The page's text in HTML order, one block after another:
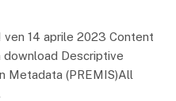
ven 14 aprile 2023 Content
Descriptive
Metadata (PREMIS)All